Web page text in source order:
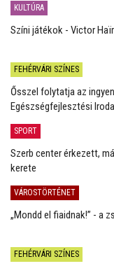
KULTÚRA
Színi játékok - Victor
FEHÉRVÁRI SZÍNES
Ősszel folytatja az
Egészségfejlesztési Iroda
SPORT
Szerb center érkezett,
kerete
VÁROSTÖRTÉNET
„Mondd el fiaidnak!” - a
FEHÉRVÁRI SZÍNES